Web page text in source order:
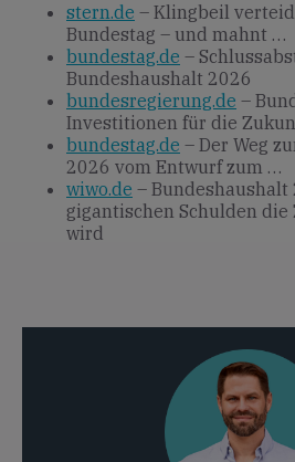
stern.de – Klingbeil
Bundestag – und mahnt …
bundestag.de –
Bundeshaushalt 2026
bundesregierung.de –
Investitionen für die
bundestag.de – Der Weg
2026 vom Entwurf zum …
wiwo.de –
gigantischen Schulden
wird